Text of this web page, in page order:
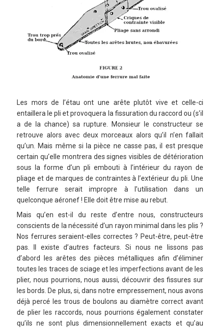
Les mors de l’étau ont une arête plutôt vive et celle-ci
entaillera le pli et provoquera la fissuration du raccord ou (s’il
a de la chance) sa rupture. Monsieur le constructeur se
retrouve alors avec deux morceaux alors qu’il n’en fallait
qu’un. Mais même si la pièce ne casse pas, il est presque
certain qu’elle montrera des signes visibles de détérioration
sous la forme d’un pli embouti à l’intérieur du rayon de
pliage et de marques de contraintes à l’extérieur du pli. Une
telle ferrure serait impropre à l’utilisation dans un
quelconque aéronef ! Elle doit être mise au rebut.
Mais qu’en est-il du reste d’entre nous, constructeurs
conscients de la nécessité d’un rayon minimal dans les plis ?
Nos ferrures seraient-elles correctes ? Peut-être, peut-être
pas. Il existe d’autres facteurs. Si nous ne lissons pas
d’abord les arêtes des pièces métalliques afin d’éliminer
toutes les traces de sciage et les imperfections avant de les
plier, nous pourrions, nous aussi, découvrir des fissures sur
les bords. De plus, si, dans notre empressement, nous avons
déjà percé les trous de boulons au diamètre correct avant
de plier les raccords, nous pourrions également constater
qu’ils ne sont plus dimensionnellement exacts et qu’au